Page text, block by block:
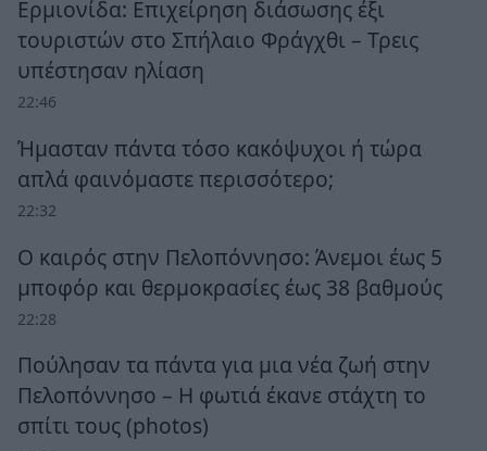
Ερμιονίδα: Επιχείρηση διάσωσης έξι
τουριστών στο Σπήλαιο Φράγχθι – Τρεις
υπέστησαν ηλίαση
22:46
Ήμασταν πάντα τόσο κακόψυχοι ή τώρα
απλά φαινόμαστε περισσότερο;
22:32
Ο καιρός στην Πελοπόννησο: Άνεμοι έως 5
μποφόρ και θερμοκρασίες έως 38 βαθμούς
22:28
Πούλησαν τα πάντα για μια νέα ζωή στην
Πελοπόννησο – Η φωτιά έκανε στάχτη το
σπίτι τους (photos)